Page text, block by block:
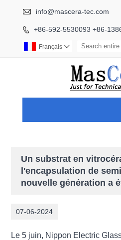
 info@mascera-tec.com
 +86-592-5530093 +86-
Français 
Un substrat en
l'encapsulation de
nouvelle génération a
07-06-2024
Le 5 juin, Nippon Electric